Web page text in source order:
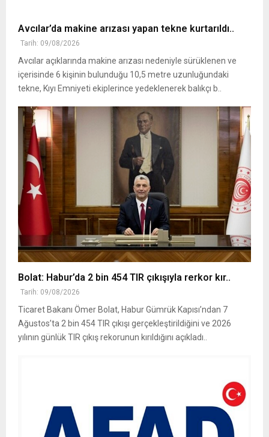
Avcılar’da makine arızası yapan tekne kurtarıldı..
Tarih: 09/08/2026
Avcılar açıklarında makine arızası nedeniyle sürüklenen ve
içerisinde 6 kişinin bulunduğu 10,5 metre uzunluğundaki
tekne, Kıyı Emniyeti ekiplerince yedeklenerek balıkçı b..
Bolat: Habur’da 2 bin 454 TIR çıkışıyla rerkor kır..
Tarih: 09/08/2026
Ticaret Bakanı Ömer Bolat, Habur Gümrük Kapısı’ndan 7
Ağustos’ta 2 bin 454 TIR çıkışı gerçekleştirildiğini ve 2026
yılının günlük TIR çıkış rekorunun kırıldığını açıkladı..